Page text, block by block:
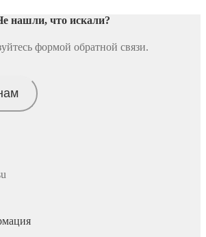
нашли, что искали?
формой обратной связи.